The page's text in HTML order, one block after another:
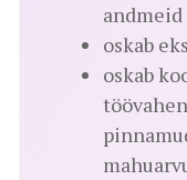
oskab
oskab